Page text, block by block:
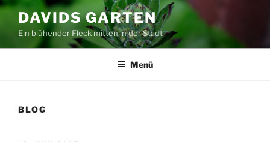
Zum
Inhalt
springen
DAVIDS GARTEN
Ein blühender Fleck mitten in der Stadt
Menü
BLOG